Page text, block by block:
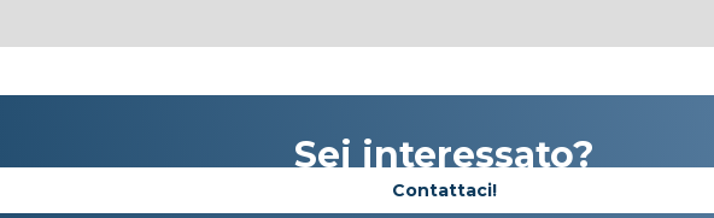
Sei interessato?
Contattaci!